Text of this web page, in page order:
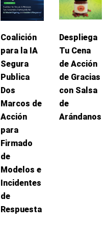
Coalición
para la IA
Segura
Publica
Dos
Marcos de
Acción
para
Firmado
de
Modelos e
Incidentes
de
Respuesta
Despliega
Tu Cena
de Acción
de Gracias
con Salsa
de
Arándanos